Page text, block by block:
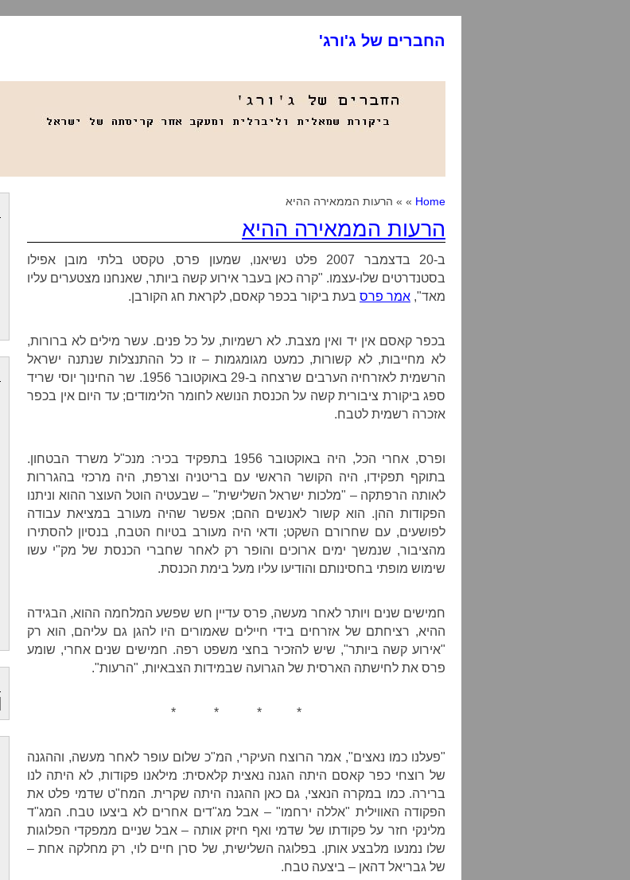
החברים של ג'ורג'
Home » » הרעות הממאירה ההיא
הרעות הממאירה ההיא
ב-20 בדצמבר 2007 פלט נשיאנו, שמעון פרס, טקסט בלתי מובן אפילו
בסטנדרטים שלו-עצמו. "קרה כאן בעבר אירוע קשה ביותר, שאנחנו מצטערים עליו
מאד", אמר פרס בעת ביקור בכפר קאסם, לקראת חג הקורבן.
בכפר קאסם אין יד ואין מצבת. לא רשמיות, על כל פנים. עשר מילים לא ברורות,
לא מחייבות, לא קשורות, כמעט מגומגמות – זו כל ההתנצלות שנתנה ישראל
הרשמית לאזרחיה הערבים שרצחה ב-29 באוקטובר 1956. שר החינוך יוסי שריד
ספג ביקורת ציבורית קשה על הכנסת הנושא לחומר הלימודים; עד היום אין בכפר
אזכרה רשמית לטבח.
ופרס, אחרי הכל, היה באוקטובר 1956 בתפקיד בכיר: מנכ"ל משרד הבטחון.
בתוקף תפקידו, היה הקושר הראשי עם בריטניה וצרפת, היה מרכזי בהגררות
לאותה הרפתקה – "מלכות ישראל השלישית" – שבעטיה הוטל העוצר ההוא וניתנו
הפקודות ההן. הוא קשור לאנשים ההם; אפשר שהיה מעורב במציאת עבודה
לפושעים, עם שחרורם השקט; ודאי היה מעורב בטיוח הטבח, בנסיון להסתירו
מהציבור, שנמשך ימים ארוכים והופר רק לאחר שחברי הכנסת של מק"י עשו
שימוש מופתי בחסינותם והודיעו עליו מעל בימת הכנסת.
חמישים שנים ויותר לאחר מעשה, פרס עדיין חש שפשע המלחמה ההוא, הבגידה
ההיא, רציחתם של אזרחים בידי חיילים שאמורים היו להגן גם עליהם, הוא רק
"אירוע קשה ביותר", שיש להזכיר בחצי משפט רפה. חמישים שנים אחרי, שומע
פרס את לחישתה הארסית של הגרועה שבמידות הצבאיות, "הרעות".
* * * *
"פעלנו כמו נאצים", אמר הרוצח העיקרי, המ"כ שלום עופר לאחר מעשה, וההגנה
של רוצחי כפר קאסם היתה הגנה נאצית קלאסית: מילאנו פקודות, לא היתה לנו
ברירה. כמו במקרה הנאצי, גם כאן ההגנה היתה שקרית. המח"ט שדמי פלט את
הפקודה האווילית "אללה ירחמו" – אבל מג"דים אחרים לא ביצעו טבח. המג"ד
מלינקי חזר על פקודתו של שדמי ואף חיזק אותה – אבל שניים ממפקדי הפלוגות
שלו נמנעו מלבצע אותן. בפלוגה השלישית, של סרן חיים לוי, רק מחלקה אחת –
של גבריאל דהאן – ביצעה טבח.